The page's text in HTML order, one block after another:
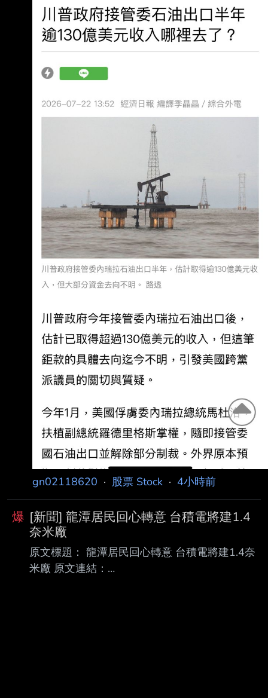
gn02118620 · 股票 Stock · 4小時前
爆 [新聞] 龍潭居民回心轉意 台積電將建1.4
奈米廠
原文標題： 龍潭居民回心轉意 台積電將建1.4奈
米廠 原文連結：